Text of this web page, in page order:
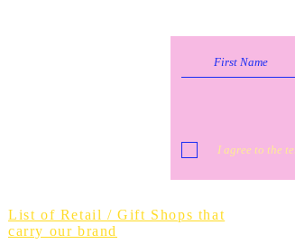
I agree to the
List of Retail / Gift Shops that
carry our brand